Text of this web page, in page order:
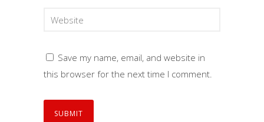
Save my name, email, and website in
this browser for the next time I comment.